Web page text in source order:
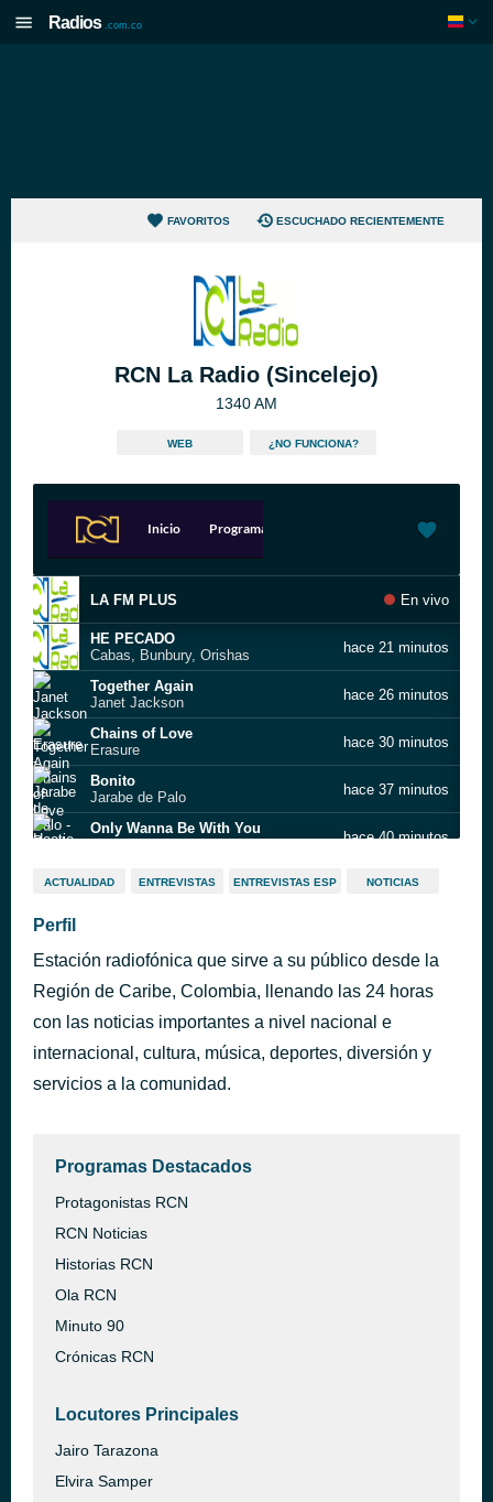
Radios .com.co
FAVORITOS ESCUCHADO RECIENTEMENTE
RCN La Radio (Sincelejo)
1340 AM
WEB ¿NO FUNCIONA?
LA FM PLUS En vivo
HE PECADO
Cabas, Bunbury, Orishas
hace 21 minutos
Together Again
Janet Jackson
hace 26 minutos
Chains of Love
Erasure
hace 30 minutos
Bonito
Jarabe de Palo
hace 37 minutos
Only Wanna Be With You
hace 40 minutos
Heat of the Moment
hace 44 minutos
Save Tonight
Eagle-Eye Cherry
Another Brick in the Wall
hace 58 minutos
ACTUALIDAD ENTREVISTAS ENTREVISTAS ESP NOTICIAS
Perfil
Estación radiofónica que sirve a su público desde la
Región de Caribe, Colombia, llenando las 24 horas
con las noticias importantes a nivel nacional e
internacional, cultura, música, deportes, diversión y
servicios a la comunidad.
Programas Destacados
Protagonistas RCN
RCN Noticias
Historias RCN
Ola RCN
Minuto 90
Crónicas RCN
Locutores Principales
Jairo Tarazona
Elvira Samper